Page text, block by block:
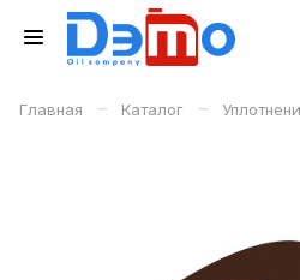
Главная – Каталог –